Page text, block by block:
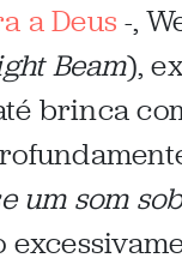
a Deus -,
Beam),
brinca
um som